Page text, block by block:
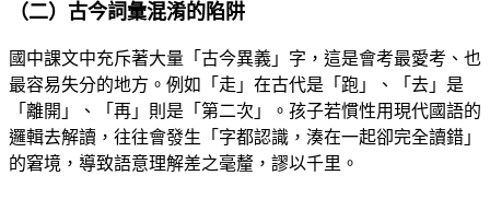
（二）古今詞彙混淆的陷阱
國中課文中充斥著大量「古今異義」字，這是會考最愛考、也
最容易失分的地方。例如「走」在古代是「跑」、「去」是
「離開」、「再」則是「第二次」。孩子若慣性用現代國語的
邏輯去解讀，往往會發生「字都認識，湊在一起卻完全讀錯」
的窘境，導致語意理解差之毫釐，謬以千里。